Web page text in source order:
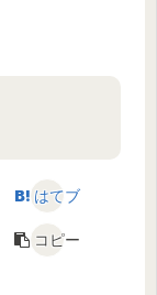
はてブ
コピー